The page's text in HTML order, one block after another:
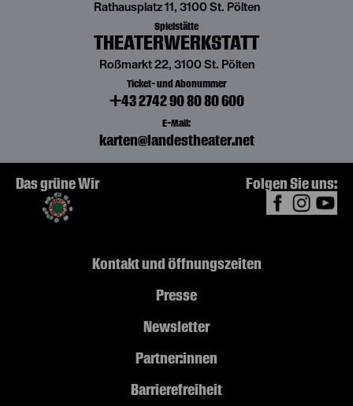
Rathausplatz 11, 3100 St. Pölten
Spielstätte
THEATERWERKSTATT
Roßmarkt 22, 3100 St. Pölten
Ticket- und Abonummer
+43 2742 90 80 80 600
E-Mail:
karten@landestheater.net
Das grüne Wir Folgen Sie uns:
Kontakt und Öffnungszeiten
Presse
Newsletter
Partner:innen
Barrierefreiheit